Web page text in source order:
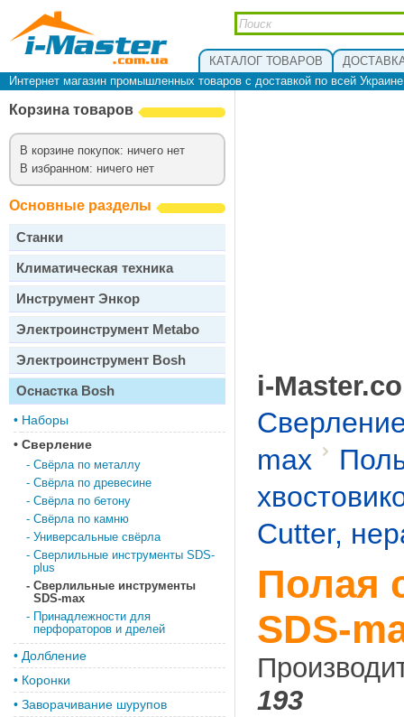
КАТАЛОГ ТОВАРОВ
Интернет магазин промышленных товаров с доставкой по всей
Корзина товаров
В корзине покупок: ничего нет
В избранном: ничего нет
Основные разделы
Станки
Климатическая техника
Инструмент Энкор
Электроинструмент Metabo
Электроинструмент Bosh
Оснастка Bosh
• Наборы
• Сверление
- Свёрла по металлу
- Свёрла по древесине
- Свёрла по бетону
- Свёрла по камню
- Универсальные свёрла
- Сверлильные инструменты SDS-
plus
- Сверлильные инструменты
SDS-max
- Принадлежности для
перфораторов и дрелей
• Долбление
• Коронки
• Заворачивание шурупов
i-
max
Cutter,
Полая
SDS-
193